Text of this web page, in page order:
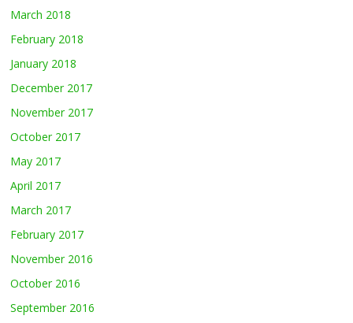
March 2018
February 2018
January 2018
December 2017
November 2017
October 2017
May 2017
April 2017
March 2017
February 2017
November 2016
October 2016
September 2016